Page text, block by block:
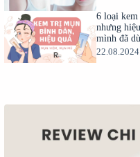
6 loại
nhưng
mình đã